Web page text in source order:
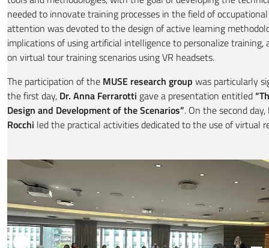
needed to innovate training processes in the field of
attention was devoted to the design of active learning
implications of using artificial intelligence to personalize training,
on virtual tour training scenarios using VR headsets.
The participation of the MUSE research group was particularly
the first day, Dr. Anna Ferrarotti gave a presentation entitled
Design and Development of the Scenarios”. On the second day,
Rocchi led the practical activities dedicated to the use of virtual